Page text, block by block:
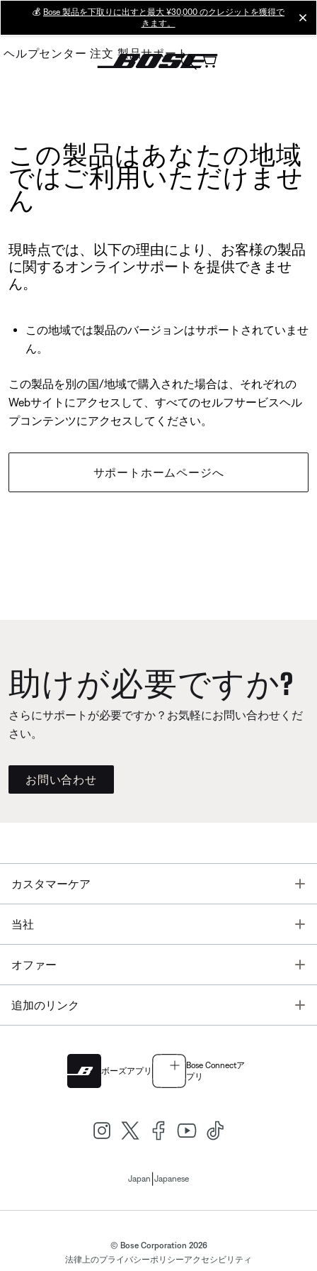
Main
💰 Bose 製品を下取りに出すと最大 ¥30,000 のクレジットを獲得で
きます。
ヘルプセンター 注文 製品サポート
この製品はあなたの地域
ではご利用いただけませ
ん
現時点では、以下の理由により、お客様の製品
に関するオンラインサポートを提供できませ
ん。
この地域では製品のバージョンはサポートされていませ
ん。
この製品を別の国/地域で購入された場合は、それぞれの
Webサイトにアクセスして、すべてのセルフサービスヘル
プコンテンツにアクセスしてください。
サポートホームページへ
助けが必要ですか?
さらにサポートが必要ですか？お気軽にお問い合わせくだ
さい。
お問い合わせ
カスタマーケア
当社
オファー
追加のリンク
ボーズアプリ
Bose Connectア
プリ
Japan Japanese
© Bose Corporation 2026
法律上のプライバシーポリシーアクセシビリティ